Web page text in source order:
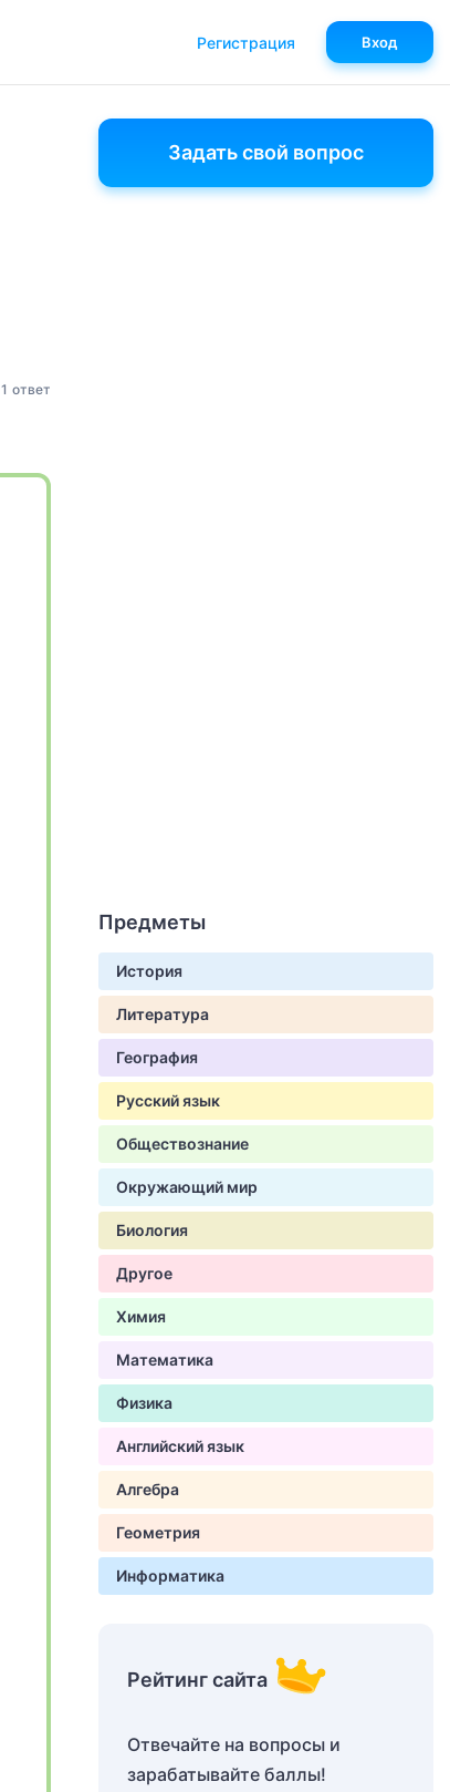
1 ответ
Задать свой вопрос
Предметы
История
Литература
География
Русский язык
Обществознание
Окружающий мир
Биология
Другое
Химия
Математика
Физика
Английский язык
Алгебра
Геометрия
Информатика
Рейтинг сайта
Отвечайте на вопросы и
зарабатывайте баллы!
Регистрация Вход